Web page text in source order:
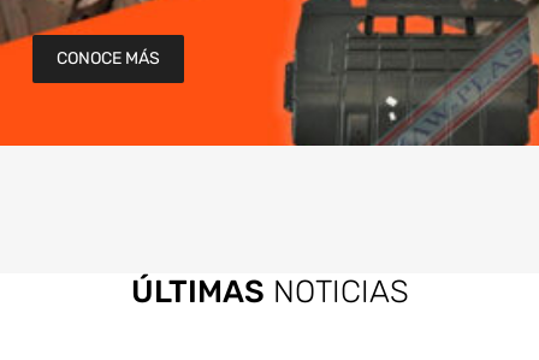
CONOCE MÁS
ÚLTIMAS NOTICIAS